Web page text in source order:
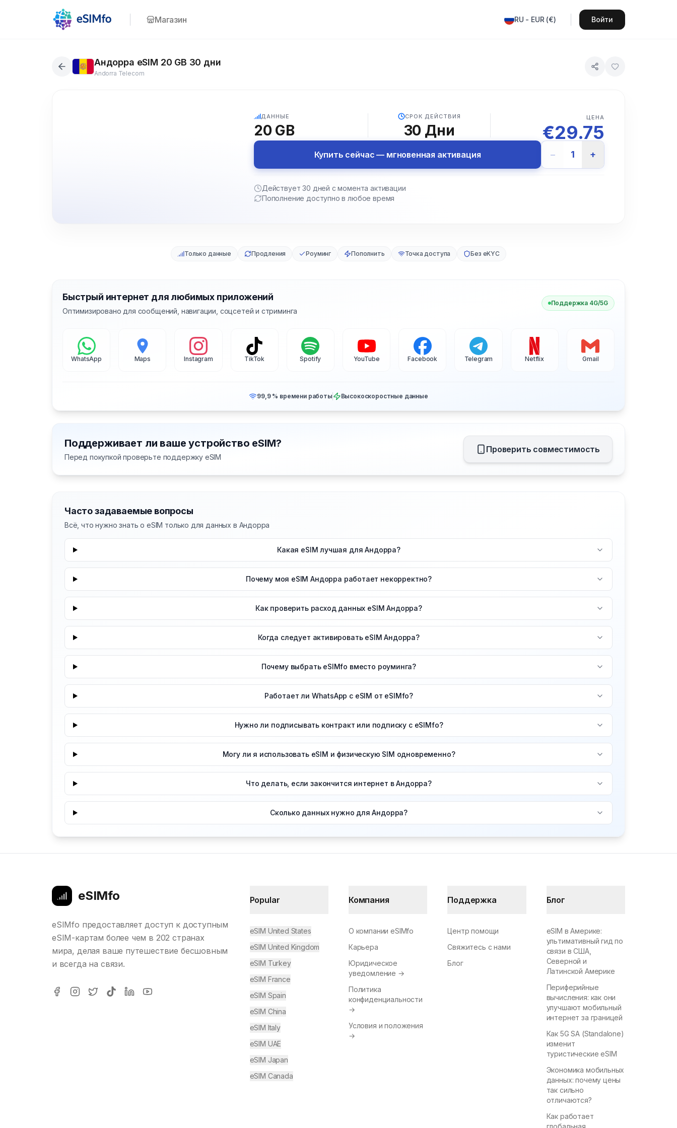
Магазин RU - EUR (€) Войти
Андорра eSIM 20 GB 30 дни
Andorra Telecom
ДАННЫЕ
20 GB
СРОК ДЕЙСТВИЯ
30 Дни
ЦЕНА
€29.75
Купить сейчас — мгновенная активация − 1 +
Действует 30 дней с момента активации
Пополнение доступно в любое время
Только данные Продления Роуминг Пополнить Точка доступа Без eKYC
Быстрый интернет для любимых приложений
Оптимизировано для сообщений, навигации, соцсетей и стриминга
Поддержка 4G/5G
WhatsApp Maps Instagram TikTok Spotify YouTube Facebook Telegram Netflix Gmail
99,9 % времени работы Высокоскоростные данные
Поддерживает ли ваше устройство eSIM?
Перед покупкой проверьте поддержку eSIM
Проверить совместимость
Часто задаваемые вопросы
Всё, что нужно знать о eSIM только для данных в Андорра
Какая eSIM лучшая для Андорра?
Почему моя eSIM Андорра работает некорректно?
Как проверить расход данных eSIM Андорра?
Когда следует активировать eSIM Андорра?
Почему выбрать eSIMfo вместо роуминга?
Работает ли WhatsApp с eSIM от eSIMfo?
Нужно ли подписывать контракт или подписку с eSIMfo?
Могу ли я использовать eSIM и физическую SIM одновременно?
Что делать, если закончится интернет в Андорра?
Сколько данных нужно для Андорра?
eSIMfo
eSIMfo предоставляет доступ к доступным
eSIM-картам более чем в 202 странах
мира, делая ваше путешествие бесшовным
и всегда на связи.
Popular
eSIM United States
eSIM United Kingdom
eSIM Turkey
eSIM France
eSIM Spain
eSIM China
eSIM Italy
eSIM UAE
eSIM Japan
eSIM Canada
Компания
О компании eSIMfo
Карьера
Юридическое
уведомление →
Политика
конфиденциальности
→
Условия и положения
→
Поддержка
Центр помощи
Свяжитесь с нами
Блог
Блог
eSIM в Америке:
ультимативный гид по
связи в США,
Северной и
Латинской Америке
Периферийные
вычисления: как они
улучшают мобильный
интернет за границей
Как 5G SA (Standalone)
изменит
туристические eSIM
Экономика мобильных
данных: почему цены
так сильно
отличаются?
Как работает
глобальная